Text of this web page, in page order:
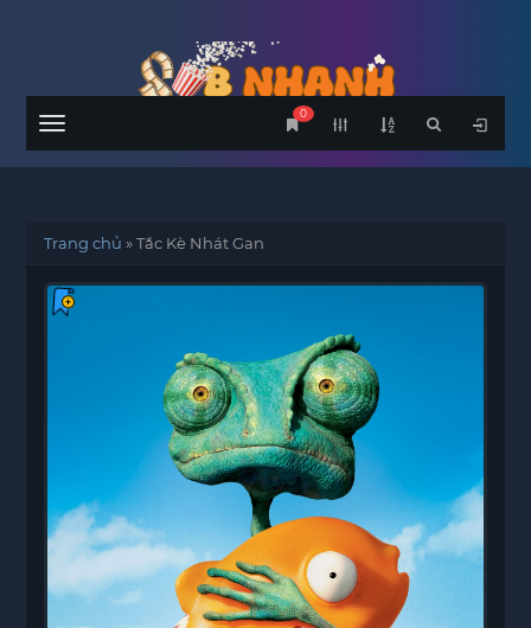
Menu
0
Trang chủ »Tắc Kè Nhát Gan